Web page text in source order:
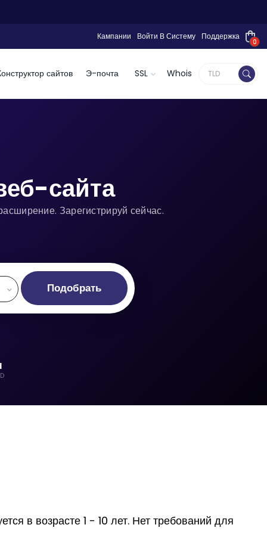
Кампании Войти В Систему Поддержка
0
сайтов Э-почта SSL Whois
сайта
Зарегистрируй сейчас.
Подобрать
в возрасте 1 - 10 лет. Нет требований для